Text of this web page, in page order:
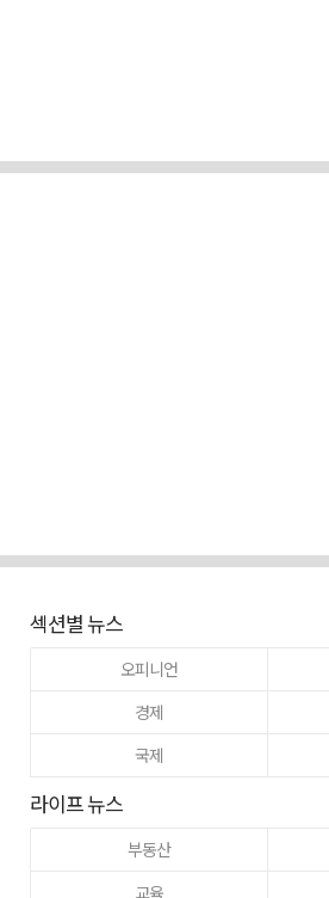
섹션별 뉴스
오피니언
경제
국제
라이프 뉴스
부동산
교육